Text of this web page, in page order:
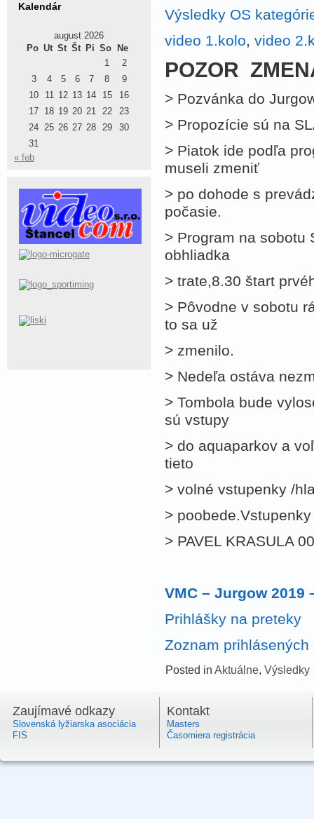
Kalendár
august 2026
Po Ut St Št Pi So
Ne
1
2
3
4 5 6 7 8
9
10
11 12 13 14 15
16
17 18 19 20 21 22
23
24 25 26 27 28 29
30
31
« feb
Výsledky OS
video 1.kolo, video
POZOR
> Pozvánka do
> Propozície sú na
> Piatok ide podľa
museli zmeniť
> po dohode s
počasie.
> Program na sobotu
obhliadka
> trate,8.30 štart
> Pôvodne v sobotu
to sa už
> zmenilo.
> Nedeľa ostáva
> Tombola bude
sú vstupy
> do aquaparkov a
tieto
> volné vstupenky /
>
> PAVEL KRASULA
VMC – Jurgow 2019
Prihlášky na preteky
Zoznam prihlásených
Posted in Aktuálne, Výsledky
Zaujímavé odkazy
Slovenská lyžiarska asociácia
FIS
Kontakt
Masters
Časomiera registrácia